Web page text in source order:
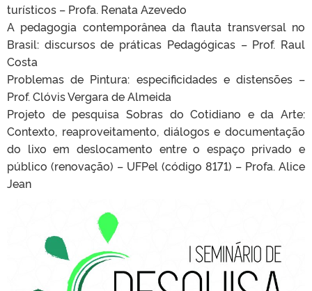
turísticos – Profa. Renata Azevedo
A pedagogia contemporânea da flauta transversal no
Brasil: discursos de práticas Pedagógicas – Prof. Raul
Costa
Problemas de Pintura: especificidades e distensões –
Prof. Clóvis Vergara de Almeida
Projeto de pesquisa Sobras do Cotidiano e da Arte:
Contexto, reaproveitamento, diálogos e documentação
do lixo em deslocamento entre o espaço privado e
público (renovação) – UFPel (código 8171) – Profa. Alice
Jean